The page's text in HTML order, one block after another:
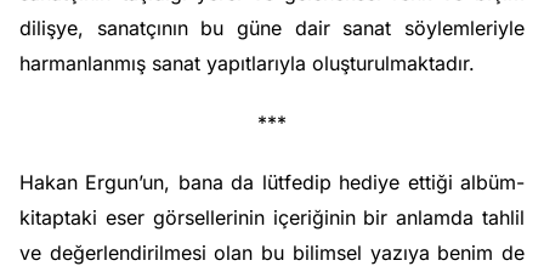
dilişye, sanatçının bu güne dair sanat söylemleriyle
harmanlanmış sanat yapıtlarıyla oluşturulmaktadır.
***
Hakan Ergun’un, bana da lütfedip hediye ettiği albüm-
kitaptaki eser görsellerinin içeriğinin bir anlamda tahlil
ve değerlendirilmesi olan bu bilimsel yazıya benim de